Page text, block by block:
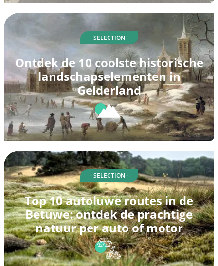
- SELECTION -
Ontdek de 10 coolste historische
landschapselementen in
Gelderland
- SELECTION -
Top 10 autoluwe routes in de
Betuwe: ontdek de prachtige
natuur per auto of motor